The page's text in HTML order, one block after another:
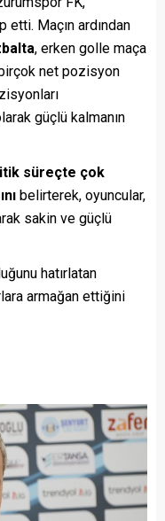
etti. Maçın ardından
, erken golle maça
net pozisyon
güçlü kalmanın
süreçte çok
belirterek, oyuncular,
sakin ve güçlü
hatırlatan
armağan ettiğini